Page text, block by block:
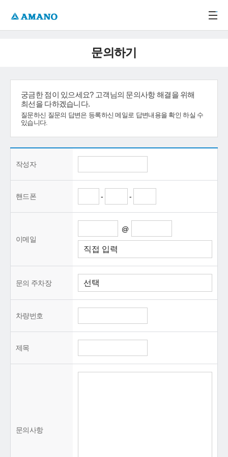
문의하기
궁금한 점이 있으세요? 고객님의 문의사항 해결을 위해
최선을 다하겠습니다.
질문하신 질문의 답변은 등록하신 메일로 답변내용을 확인 하실 수
있습니다.
작성자
핸드폰 - -
이메일
@
문의 주차장
차량번호
제목
문의사항